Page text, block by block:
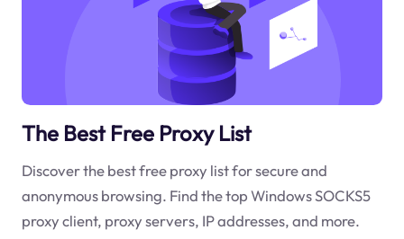
The Best Free Proxy List
Discover the best free proxy list for secure and
anonymous browsing. Find the top Windows SOCKS5
proxy client, proxy servers, IP addresses, and more.